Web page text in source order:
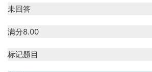
未回答
满分8.00
标记题目